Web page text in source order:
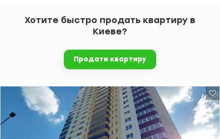
Хотите быстро продать квартиру в
Киеве?
Продати квартиру